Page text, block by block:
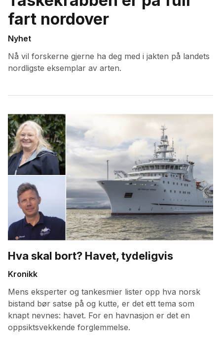
fart nordover
Nyhet
Nå vil forskerne gjerne ha deg med i jakten på landets
nordligste eksemplar av arten.
Hva skal bort? Havet, tydeligvis
Kronikk
Mens eksperter og tankesmier lister opp hva norsk
bistand bør satse på og kutte, er det ett tema som
knapt nevnes: havet. For en havnasjon er det en
oppsiktsvekkende forglemmelse.